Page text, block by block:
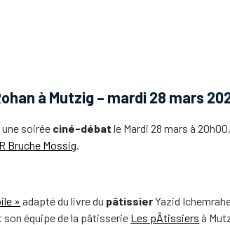
à Mutzig – mardi 28 mars
soirée ciné-débat le Mardi 28 mars à
Bruche Mossig.
» adapté du livre du pâtissierYazid
son équipe de la pâtisserie Les pÂtissiers à